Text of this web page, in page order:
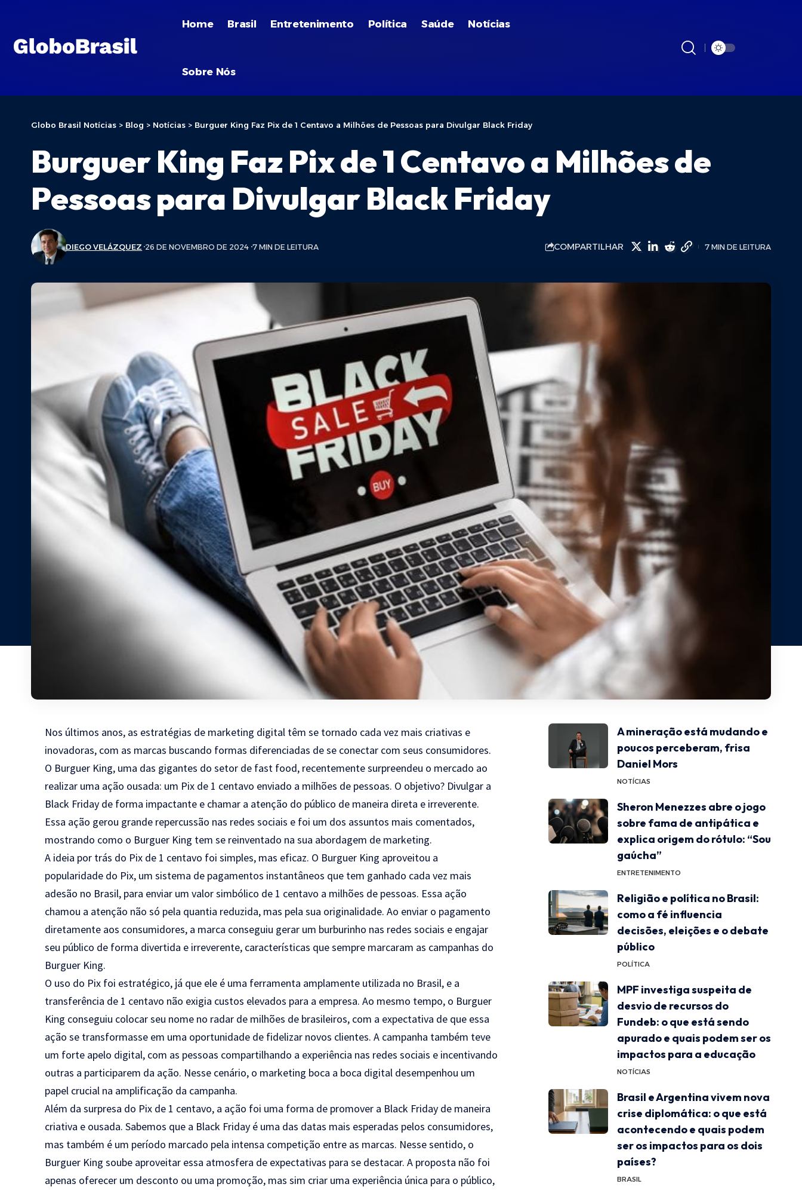
Home Brasil Entretenimento Política Saúde Notícias
Sobre Nós
Globo Brasil Notícias > Blog > Notícias > Burguer King Faz Pix de 1 Centavo a Milhões de Pessoas para Divulgar Black Friday
Burguer King Faz Pix de 1 Centavo a Milhões de
Pessoas para Divulgar Black Friday
DIEGO VELÁZQUEZ 26 DE NOVEMBRO DE 2024 7 MIN DE LEITURA COMPARTILHAR 7 MIN DE LEITURA
Nos últimos anos, as estratégias de marketing digital têm se tornado cada vez mais criativas e
inovadoras, com as marcas buscando formas diferenciadas de se conectar com seus consumidores.
O Burguer King, uma das gigantes do setor de fast food, recentemente surpreendeu o mercado ao
realizar uma ação ousada: um Pix de 1 centavo enviado a milhões de pessoas. O objetivo? Divulgar a
Black Friday de forma impactante e chamar a atenção do público de maneira direta e irreverente.
Essa ação gerou grande repercussão nas redes sociais e foi um dos assuntos mais comentados,
mostrando como o Burguer King tem se reinventado na sua abordagem de marketing.
A ideia por trás do Pix de 1 centavo foi simples, mas eficaz. O Burguer King aproveitou a
popularidade do Pix, um sistema de pagamentos instantâneos que tem ganhado cada vez mais
adesão no Brasil, para enviar um valor simbólico de 1 centavo a milhões de pessoas. Essa ação
chamou a atenção não só pela quantia reduzida, mas pela sua originalidade. Ao enviar o pagamento
diretamente aos consumidores, a marca conseguiu gerar um burburinho nas redes sociais e engajar
seu público de forma divertida e irreverente, características que sempre marcaram as campanhas do
Burguer King.
O uso do Pix foi estratégico, já que ele é uma ferramenta amplamente utilizada no Brasil, e a
transferência de 1 centavo não exigia custos elevados para a empresa. Ao mesmo tempo, o Burguer
King conseguiu colocar seu nome no radar de milhões de brasileiros, com a expectativa de que essa
ação se transformasse em uma oportunidade de fidelizar novos clientes. A campanha também teve
um forte apelo digital, com as pessoas compartilhando a experiência nas redes sociais e incentivando
outras a participarem da ação. Nesse cenário, o marketing boca a boca digital desempenhou um
papel crucial na amplificação da campanha.
Além da surpresa do Pix de 1 centavo, a ação foi uma forma de promover a Black Friday de maneira
criativa e ousada. Sabemos que a Black Friday é uma das datas mais esperadas pelos consumidores,
mas também é um período marcado pela intensa competição entre as marcas. Nesse sentido, o
Burguer King soube aproveitar essa atmosfera de expectativas para se destacar. A proposta não foi
apenas oferecer um desconto ou uma promoção, mas sim criar uma experiência única para o público,
A mineração está mudando e
poucos perceberam, frisa
Daniel Mors
NOTÍCIAS
Sheron Menezzes abre o jogo
sobre fama de antipática e
explica origem do rótulo: “Sou
gaúcha”
ENTRETENIMENTO
Religião e política no Brasil:
como a fé influencia
decisões, eleições e o debate
público
POLÍTICA
MPF investiga suspeita de
desvio de recursos do
Fundeb: o que está sendo
apurado e quais podem ser os
impactos para a educação
NOTÍCIAS
Brasil e Argentina vivem nova
crise diplomática: o que está
acontecendo e quais podem
ser os impactos para os dois
países?
BRASIL